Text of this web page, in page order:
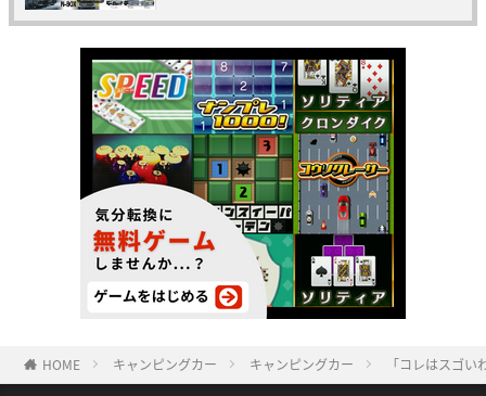
HOME キャンピングカー キャンピングカー 「コレはスゴ